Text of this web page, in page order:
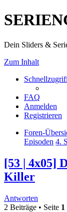
Dein Sliders &
Zum Inhalt
FAQ
Anmelden
Registrieren
Foren-
Episoden 4.
[53 | 4x05]
Killer
Antworten
2 Beiträge • Seite 1